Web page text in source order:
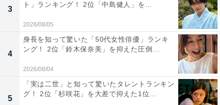
3
ト」ランキング！ 2位「中島健人」を...
2026/08/05
4
身長を知って驚いた「50代女性俳優」ランキ
ング！ 2位「鈴木保奈美」を抑えた圧倒...
2026/08/04
5
「実は二世」と知って驚いたタレントランキン
グ！ 2位「杉咲花」を大差で抑えた1位...